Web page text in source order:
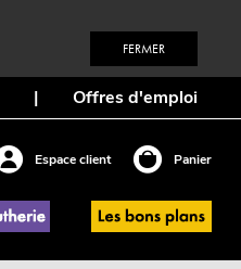
FERMER
| Offres d'emploi
Espace client Panier